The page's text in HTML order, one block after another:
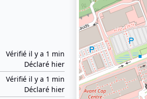
Vérifié il y a 1 min
Déclaré hier
Vérifié il y a 1 min
Déclaré hier